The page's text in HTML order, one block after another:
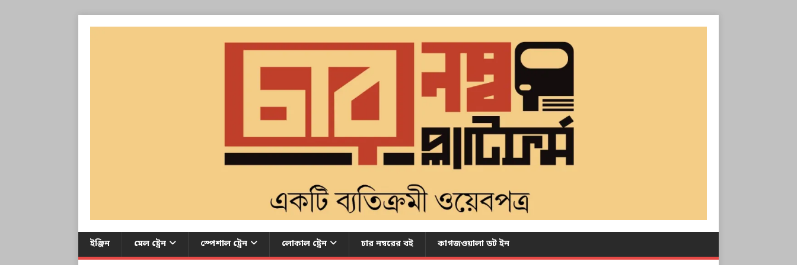
ইঞ্জিন মেল ট্রেন স্পেশাল ট্রেন লোকাল ট্রেন চার নম্বরের বই কাগজওয়ালা ডট ইন